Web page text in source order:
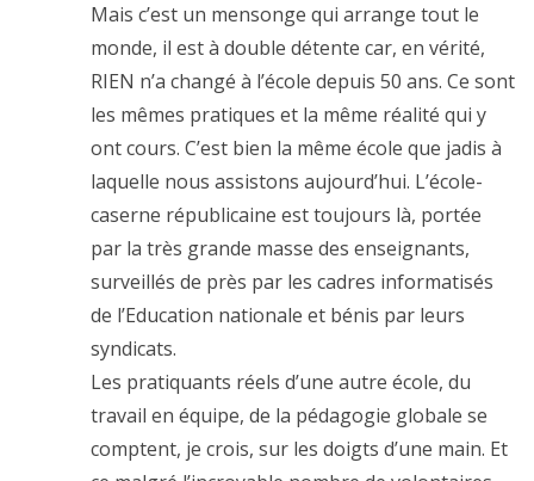
Mais c’est un mensonge qui arrange tout le
monde, il est à double détente car, en vérité,
RIEN n’a changé à l’école depuis 50 ans. Ce sont
les mêmes pratiques et la même réalité qui y
ont cours. C’est bien la même école que jadis à
laquelle nous assistons aujourd’hui. L’école-
caserne républicaine est toujours là, portée
par la très grande masse des enseignants,
surveillés de près par les cadres informatisés
de l’Education nationale et bénis par leurs
syndicats.
Les pratiquants réels d’une autre école, du
travail en équipe, de la pédagogie globale se
comptent, je crois, sur les doigts d’une main. Et